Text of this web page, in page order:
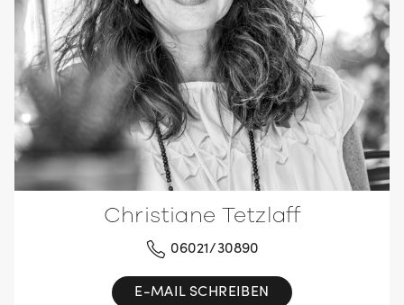
Christiane Tetzlaff
06021/30890
E-MAIL SCHREIBEN